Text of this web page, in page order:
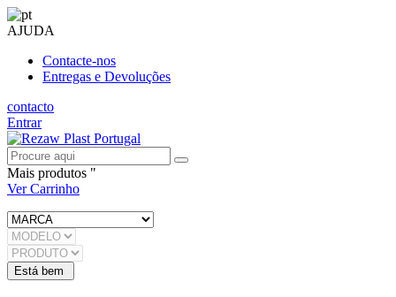
AJUDA
Contacte-nos
Entregas e Devoluções
contacto
Entrar
Mais produtos "
Ver Carrinho